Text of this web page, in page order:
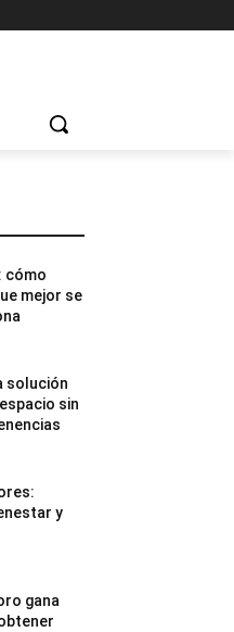
cómo
mejor se
solución
sin
y
gana